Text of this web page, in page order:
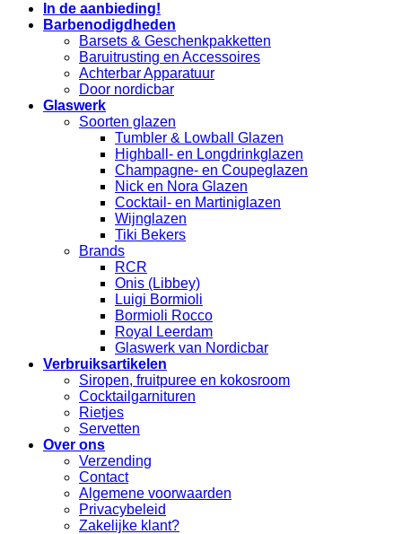
In de aanbieding!
Barbenodigdheden
Barsets & Geschenkpakketten
Baruitrusting en Accessoires
Achterbar Apparatuur
Door nordicbar
Glaswerk
Soorten glazen
Tumbler & Lowball Glazen
Highball- en Longdrinkglazen
Champagne- en Coupeglazen
Nick en Nora Glazen
Cocktail- en Martiniglazen
Wijnglazen
Tiki Bekers
Brands
RCR
Onis (Libbey)
Luigi Bormioli
Bormioli Rocco
Royal Leerdam
Glaswerk van Nordicbar
Verbruiksartikelen
Siropen, fruitpuree en kokosroom
Cocktailgarnituren
Rietjes
Servetten
Over ons
Verzending
Contact
Algemene voorwaarden
Privacybeleid
Zakelijke klant?